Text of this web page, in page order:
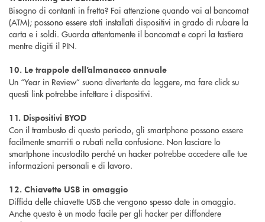
Bisogno di contanti in fretta? Fai attenzione quando vai al bancomat
(ATM); possono essere stati installati dispositivi in grado di rubare la
carta e i soldi. Guarda attentamente il bancomat e copri la tastiera
mentre digiti il PIN.
10. Le trappole dell’almanacco annuale
Un “Year in Review” suona divertente da leggere, ma fare click su
questi link potrebbe infettare i dispositivi.
11. Dispositivi BYOD
Con il trambusto di questo periodo, gli smartphone possono essere
facilmente smarriti o rubati nella confusione. Non lasciare lo
smartphone incustodito perché un hacker potrebbe accedere alle tue
informazioni personali e di lavoro.
12. Chiavette USB in omaggio
Diffida delle chiavette USB che vengono spesso date in omaggio.
Anche questo è un modo facile per gli hacker per diffondere